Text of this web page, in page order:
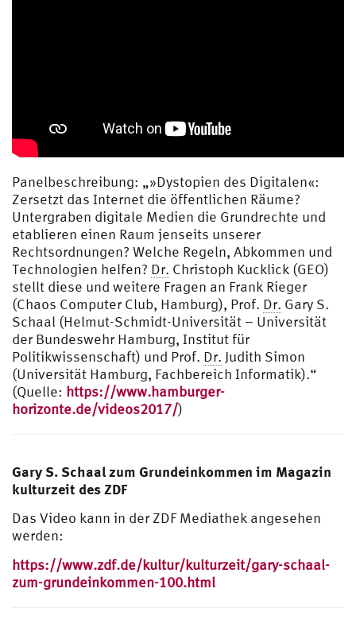
Panelbeschreibung: „»Dystopien des Digitalen«:
Zersetzt das Internet die öffentlichen Räume?
Untergraben digitale Medien die Grundrechte und
etablieren einen Raum jenseits unserer
Rechtsordnungen? Welche Regeln, Abkommen und
Technologien helfen? Dr. Christoph Kucklick (GEO)
stellt diese und weitere Fragen an Frank Rieger
(Chaos Computer Club, Hamburg), Prof. Dr. Gary S.
Schaal (Helmut-Schmidt-Universität – Universität
der Bundeswehr Hamburg, Institut für
Politikwissenschaft) und Prof. Dr. Judith Simon
(Universität Hamburg, Fachbereich Informatik).“
(Quelle: https://www.hamburger-
horizonte.de/videos2017/)
Gary S. Schaal zum Grundeinkommen im Magazin
kulturzeit des ZDF
Das Video kann in der ZDF Mediathek angesehen
werden:
https://www.zdf.de/kultur/kulturzeit/gary-schaal-
zum-grundeinkommen-100.html